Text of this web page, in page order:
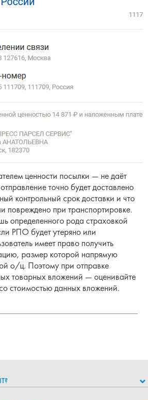
ценности посылки — не даёт
точно будет доставлено
контрольный срок доставки и что
повреждено при транспортировке.
определенного рода страховкой
РПО будет утеряно или
имеет право получить
размер которой напрямую
о/ц. Поэтому при отправке
товарных вложений — оценивайте
стоимостью данных вложений.